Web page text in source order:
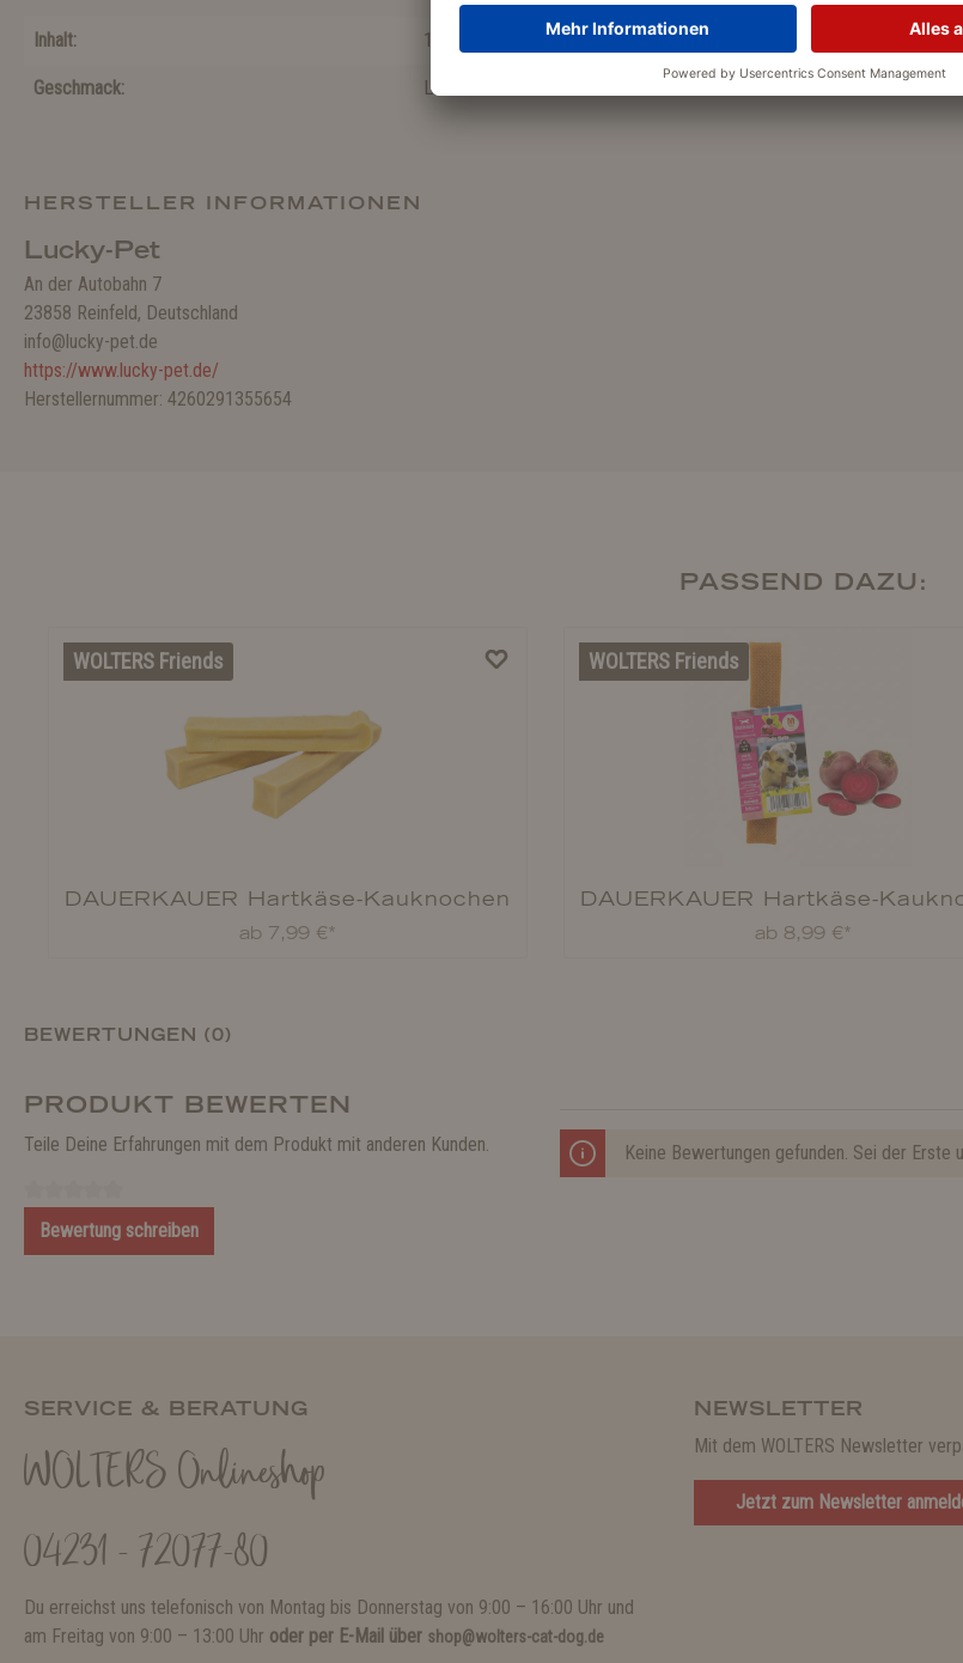
Inhalt: 1 Kg
Geschmack: Lachs
HERSTELLER INFORMATIONEN
Lucky-Pet
An der Autobahn 7
23858 Reinfeld, Deutschland
info@lucky-pet.de
https://www.lucky-pet.de/
Herstellernummer: 4260291355654
PASSEND DAZU:
WOLTERS Friends
DAUERKAUER Hartkäse-Kauknochen
ab 7,99 €*
WOLTERS Friends
DAUERKAUER Hartkäse-
Rote Bete
ab 8,99 €*
BEWERTUNGEN (0)
PRODUKT BEWERTEN
Teile Deine Erfahrungen mit dem Produkt mit anderen Kunden.
Bewertung schreiben
Keine Bewertungen gefunden. Sei der Erste
SERVICE & BERATUNG
WOLTERS Onlineshop
04231 - 72077-80
Du erreichst uns telefonisch von Montag bis Donnerstag von 9:00 – 16:00 Uhr und
am Freitag von 9:00 – 13:00 Uhr oder per E-Mail über shop@wolters-cat-dog.de
NEWSLETTER
Mit dem WOLTERS Newsletter
Jetzt zum Newsletter